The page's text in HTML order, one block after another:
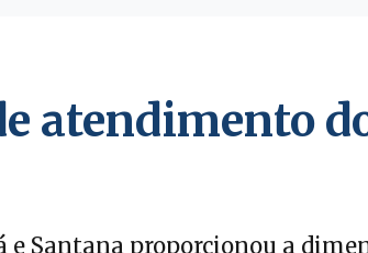
atendimento
e Santana proporcionou a